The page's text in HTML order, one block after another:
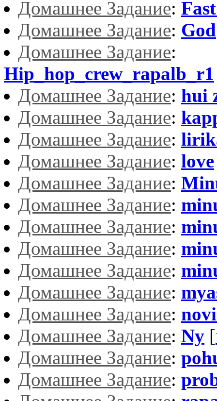
Домашнее Задание:
Домашнее Задание: God
Домашнее Задание:
Hip_hop_crew_rapalb_r1
Домашнее Задание: hui
Домашнее Задание:
Домашнее Задание:
Домашнее Задание: love
Домашнее Задание:
Домашнее Задание:
Домашнее Задание:
Домашнее Задание:
Домашнее Задание:
Домашнее Задание:
Домашнее Задание:
Домашнее Задание: Ny [
Домашнее Задание:
Домашнее Задание: